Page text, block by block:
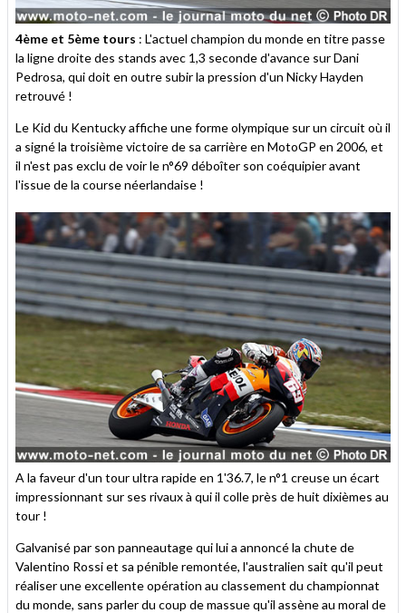
4ème et 5ème tours : L'actuel champion du monde en titre passe
la ligne droite des stands avec 1,3 seconde d'avance sur Dani
Pedrosa, qui doit en outre subir la pression d'un Nicky Hayden
retrouvé !
Le Kid du Kentucky affiche une forme olympique sur un circuit où il
a signé la troisième victoire de sa carrière en MotoGP en 2006, et
il n'est pas exclu de voir le n°69 déboîter son coéquipier avant
l'issue de la course néerlandaise !
A la faveur d'un tour ultra rapide en 1'36.7, le n°1 creuse un écart
impressionnant sur ses rivaux à qui il colle près de huit dixièmes au
tour !
Galvanisé par son panneautage qui lui a annoncé la chute de
Valentino Rossi et sa pénible remontée, l'australien sait qu'il peut
réaliser une excellente opération au classement du championnat
du monde, sans parler du coup de massue qu'il assène au moral de